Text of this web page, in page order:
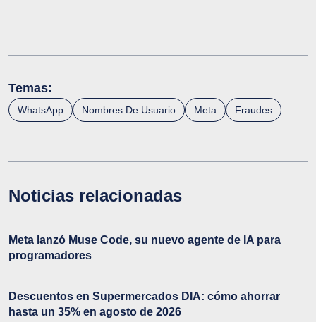
Temas:
WhatsApp Nombres De Usuario Meta Fraudes
Noticias relacionadas
Meta lanzó Muse Code, su nuevo agente de IA para
programadores
Descuentos en Supermercados DIA: cómo ahorrar
hasta un 35% en agosto de 2026